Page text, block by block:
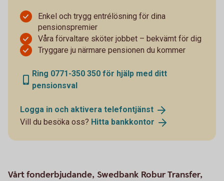
Enkel och trygg entrélösning för dina
pensionspremier
Våra förvaltare sköter jobbet – bekvämt för dig
Tryggare ju närmare pensionen du kommer
Ring 0771-350 350 för hjälp med ditt
pensionsval
Logga in och aktivera telefontjänst
Vill du besöka oss? Hitta bankkontor
Vårt fonderbjudande, Swedbank Robur Transfer,